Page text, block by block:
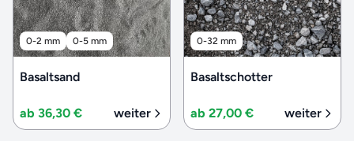
0-2 mm 0-5 mm
Basaltsand
ab 36,30 € weiter
0-32 mm
Basaltschotter
ab 27,00 € weiter